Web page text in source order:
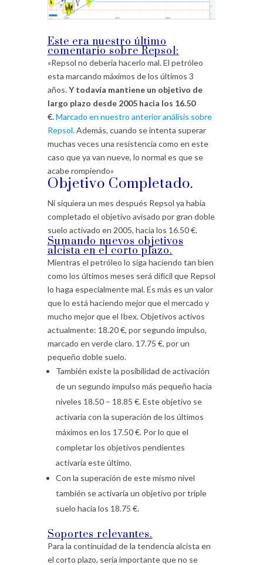
Este era nuestro último
comentario sobre Repsol:
«Repsol no debería hacerlo mal. El petróleo
esta marcando máximos de los últimos 3
años.Y todavía mantiene un objetivo de
largo plazo desde 2005 hacia los 16.50
€.Marcado en nuestro anterior análisis sobre
Repsol.Además, cuando se intenta superar
muchas veces una resistencia como en este
caso que ya van nueve, lo normal es que se
acabe rompiendo»
Objetivo Completado.
Ni siquiera un mes después Repsol ya había
completado el objetivo avisado por gran doble
suelo activado en 2005, hacia los 16.50 €.
Sumando nuevos objetivos
alcista en el corto plazo.
Mientras el petróleo lo siga haciendo tan bien
como los últimos meses será difícil que Repsol
lo haga especialmente mal. Es más es un valor
que lo está haciendo mejor que el mercado y
mucho mejor que el Ibex. Objetivos activos
actualmente: 18.20 €, por segundo impulso,
marcado en verde claro. 17.75 €, por un
pequeño doble suelo.
También existe la posibilidad de activación
de un segundo impulso más pequeño hacia
niveles 18.50 – 18.85 €. Este objetivo se
activaría con la superación de los últimos
máximos en los 17.50 €. Por lo que el
completar los objetivos pendientes
activaría este último.
Con la superación de este mismo nivel
también se activaría un objetivo por triple
suelo hacia los 18.75 €.
Soportes relevantes.
Para la continuidad de la tendencia alcista en
el corto plazo, sería importante que no se